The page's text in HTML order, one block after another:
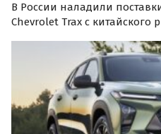
В России наладили
Chevrolet Trax с китайского
другим среднеразмерным